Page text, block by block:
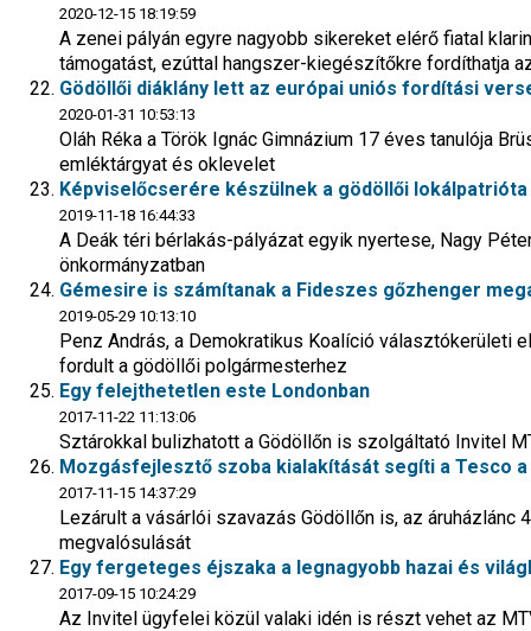
2020-12-15 18:19:59
A zenei pályán egyre nagyobb sikereket elérő fiatal
támogatást, ezúttal hangszer-kiegészítőkre fordíthatja
Gödöllői diáklány lett az európai uniós fordítási
2020-01-31 10:53:13
Oláh Réka a Török Ignác Gimnázium 17 éves tanulója
emléktárgyat és oklevelet
Képviselőcserére készülnek a gödöllői
2019-11-18 16:44:33
A Deák téri bérlakás-pályázat egyik nyertese, Nagy
önkormányzatban
Gémesire is számítanak a Fideszes gőzhenger
2019-05-29 10:13:10
Penz András, a Demokratikus Koalíció választókerületi
fordult a gödöllői polgármesterhez
Egy felejthetetlen este Londonban
2017-11-22 11:13:06
Sztárokkal bulizhatott a Gödöllőn is szolgáltató Invitel
Mozgásfejlesztő szoba kialakítását segíti a Tesco
2017-11-15 14:37:29
Lezárult a vásárlói szavazás Gödöllőn is, az áruházlánc
megvalósulását
Egy fergeteges éjszaka a legnagyobb hazai és
2017-09-15 10:24:29
Az Invitel ügyfelei közül valaki idén is részt vehet az